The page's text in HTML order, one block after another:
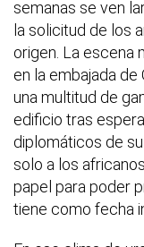
semanas se ven
la solicitud de los
origen. La escena
en la embajada
una multitud de
edificio tras
diplomáticos de
solo a los
papel para poder
tiene como fecha